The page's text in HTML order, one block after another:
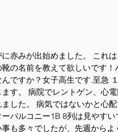
赤みが出始めました。 これ
靴の名前を教えて欲しいです
んですか？女子高生です.至急
す。 病院でレントゲン、心
ました。 病気ではないかと心
バルコニー1B 8列は見やす
も多々でしたが、先週から